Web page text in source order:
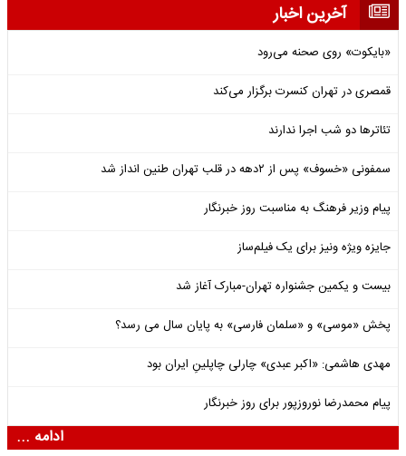
آخرین اخبار
«بایکوت» روی صحنه می‌رود
قمصری در تهران کنسرت برگزار می‌کند
تئاترها دو شب اجرا ندارند
سمفونی «خسوف» پس از ۲دهه در قلب تهران طنین انداز شد
پیام وزیر فرهنگ به مناسبت روز خبرنگار
جایزه ویژه ونیز برای یک فیلم‌ساز
بیست و یکمین جشنواره تهران-مبارک آغاز شد
پخش «موسی» و «سلمان فارسی» به پایان سال می رسد؟
مهدی هاشمی: «اکبر عبدی» چارلی چاپلینِ ایران بود
پیام محمدرضا نوروزپور برای روز خبرنگار
ادامه ...